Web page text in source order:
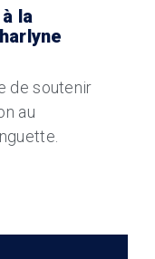
la
de soutenir
au